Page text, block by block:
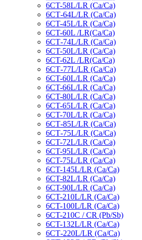
6CT-58L/LR (Ca/Ca)
6СТ-64L/LR (Ca/Ca)
6CT-45L/LR (Ca/Ca)
6CT-60L /LR(Ca/Ca)
6СТ-74L/LR (Са/Са)
6CT-50L/LR (Ca/Ca)
6CT-62L /LR(Ca/Ca)
6СТ-77L/LR (Ca/Ca)
6CT-60L/LR (Ca/Ca)
6CT-66L/LR (Ca/Ca)
6CT-80L/LR (Са/Са)
6CT-65L/LR (Ca/Ca)
6CT-70L/LR (Са/Са)
6СТ-85L/LR (Са/Са)
6СТ-75L/LR (Ca/Ca)
6CT-72L/LR (Ca/Ca)
6CT-95L/LR (Са/Са)
6CT-75L/LR (Ca/Ca)
6CT-145L/LR (Са/Са)
6CT-82L/LR (Са/Са)
6CT-90L/LR (Ca/Ca)
6CT-210L/LR (Ca/Ca)
6CT-100L/LR (Ca/Ca)
6CT-210C / CR (Pb/Sb)
6CT-132L/LR (Ca/Ca)
6СТ-220L/LR (Ca/Ca)